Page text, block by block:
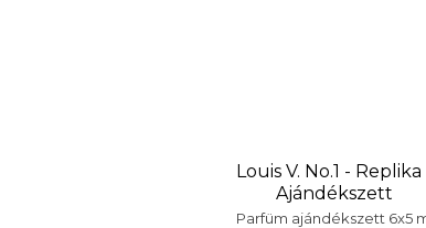
Louis V. No.1 - Replika
Ajándékszett
Parfüm ajándékszett 6x5